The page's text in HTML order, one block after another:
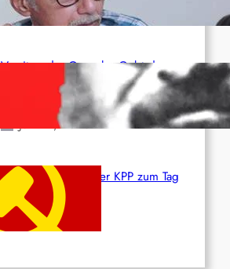
Juli 1, 2026
Vorsitzender Gonzalo: Gebt das
Leben für die Partei und die
Juni 19, 2026
Beschluss des ZK der KPP zum Tag
des Heldentums
Juni 19, 2026